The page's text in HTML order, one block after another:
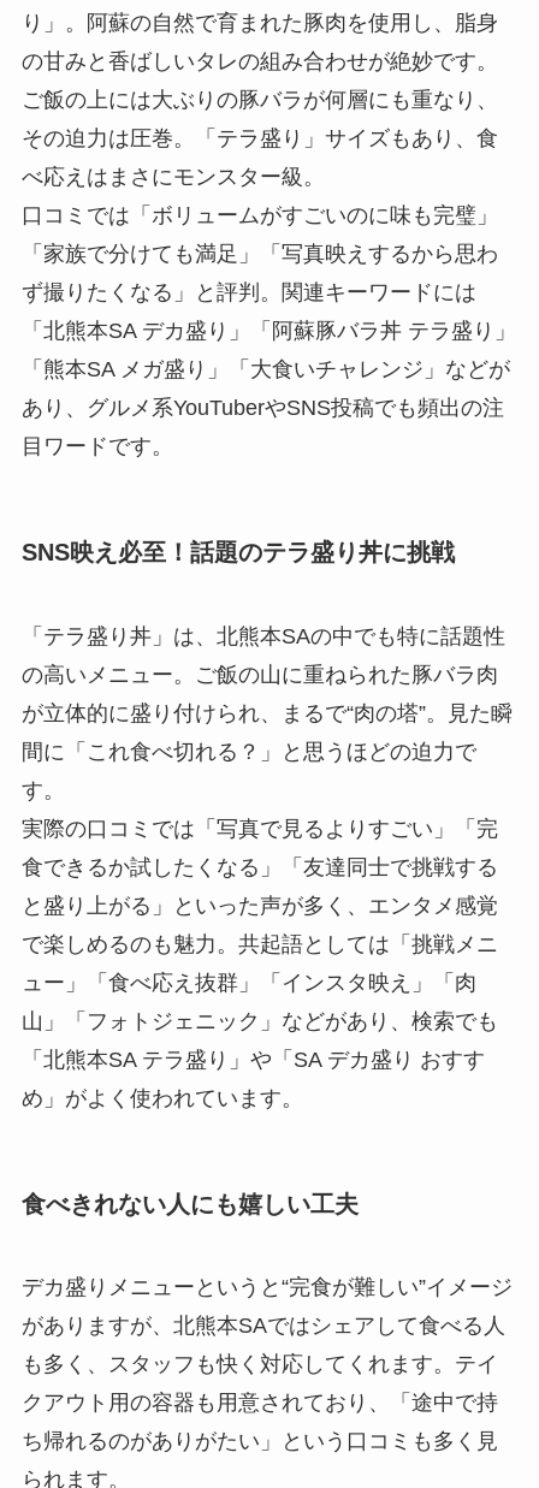
り」。阿蘇の自然で育まれた豚肉を使用し、脂身
の甘みと香ばしいタレの組み合わせが絶妙です。
ご飯の上には大ぶりの豚バラが何層にも重なり、
その迫力は圧巻。「テラ盛り」サイズもあり、食
べ応えはまさにモンスター級。
口コミでは「ボリュームがすごいのに味も完璧」
「家族で分けても満足」「写真映えするから思わ
ず撮りたくなる」と評判。関連キーワードには
「北熊本SA デカ盛り」「阿蘇豚バラ丼 テラ盛り」
「熊本SA メガ盛り」「大食いチャレンジ」などが
あり、グルメ系YouTuberやSNS投稿でも頻出の注
目ワードです。
SNS映え必至！話題のテラ盛り丼に挑戦
「テラ盛り丼」は、北熊本SAの中でも特に話題性
の高いメニュー。ご飯の山に重ねられた豚バラ肉
が立体的に盛り付けられ、まるで“肉の塔”。見た瞬
間に「これ食べ切れる？」と思うほどの迫力で
す。
実際の口コミでは「写真で見るよりすごい」「完
食できるか試したくなる」「友達同士で挑戦する
と盛り上がる」といった声が多く、エンタメ感覚
で楽しめるのも魅力。共起語としては「挑戦メニ
ュー」「食べ応え抜群」「インスタ映え」「肉
山」「フォトジェニック」などがあり、検索でも
「北熊本SA テラ盛り」や「SA デカ盛り おすす
め」がよく使われています。
食べきれない人にも嬉しい工夫
デカ盛りメニューというと“完食が難しい”イメージ
がありますが、北熊本SAではシェアして食べる人
も多く、スタッフも快く対応してくれます。テイ
クアウト用の容器も用意されており、「途中で持
ち帰れるのがありがたい」という口コミも多く見
られます。